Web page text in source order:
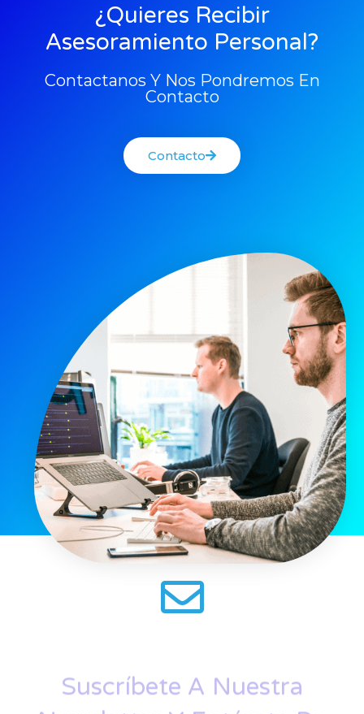
¿Quieres Recibir
Asesoramiento Personal?
Contactanos Y Nos Pondremos En
Contacto
Contacto
Suscríbete A Nuestra